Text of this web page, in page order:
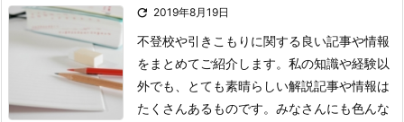
 2019年8月19日
不登校や引きこもりに関する良い記事や情報
をまとめてご紹介します。 私の知識や経験以
外でも、とても素晴らしい解説記事や情報は
たくさんあるものです。 みなさんにも色んな